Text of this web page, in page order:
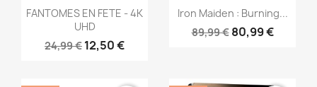
Aperçu rapide
FANTOMES EN FETE - 4K
UHD
24,99 € 12,50 €
Aperçu rapide
Iron Maiden : Burning...
89,99 € 80,99 €